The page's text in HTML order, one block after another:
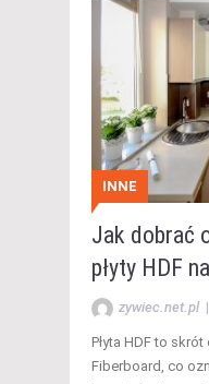
INNE
Jak dobrać
płyty HDF
zywiec.net.pl |
Płyta HDF to
Fiberboard, co